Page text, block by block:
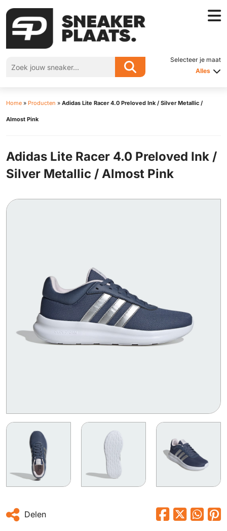
Selecteer je maat
Alles
Home » Producten » Adidas Lite Racer 4.0 Preloved Ink / Silver Metallic /
Almost Pink
Adidas Lite Racer 4.0 Preloved Ink /
Silver Metallic / Almost Pink
Delen